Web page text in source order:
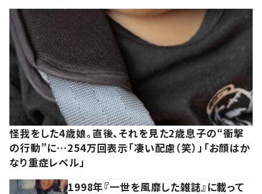
怪我をした4歳娘。直後、それを見た2歳息子の“衝撃
の行動”に…254万回表示「凄い配慮（笑）」「お顔はか
なり重症レベル」
1998年『一世を風靡した雑誌』に載って